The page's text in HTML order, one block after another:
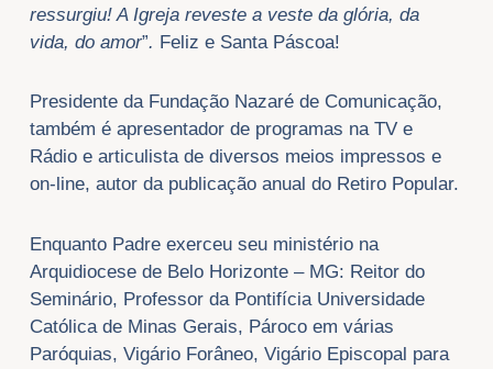
ressurgiu! A Igreja reveste a veste da glória, da
vida, do amor”. Feliz e Santa Páscoa!
Presidente da Fundação Nazaré de Comunicação,
também é apresentador de programas na TV e
Rádio e articulista de diversos meios impressos e
on-line, autor da publicação anual do Retiro Popular.
Enquanto Padre exerceu seu ministério na
Arquidiocese de Belo Horizonte – MG: Reitor do
Seminário, Professor da Pontifícia Universidade
Católica de Minas Gerais, Pároco em várias
Paróquias, Vigário Forâneo, Vigário Episcopal para